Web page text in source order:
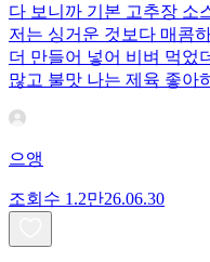
다 보니까 기본 고추장 소
저는 싱거운 것보다 매콤
더 만들어 넣어 비벼 먹었
많고 불맛 나는 제육 좋아
으앵
조회수 1.2만26.06.30